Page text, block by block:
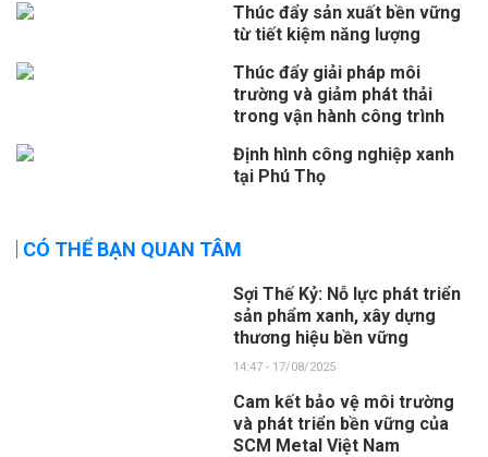
Thúc đẩy sản xuất bền vững
từ tiết kiệm năng lượng
Thúc đẩy giải pháp môi
trường và giảm phát thải
trong vận hành công trình
Định hình công nghiệp xanh
tại Phú Thọ
CÓ THỂ BẠN QUAN TÂM
Sợi Thế Kỷ: Nỗ lực phát triển
sản phẩm xanh, xây dựng
thương hiệu bền vững
14:47 - 17/08/2025
Cam kết bảo vệ môi trường
và phát triển bền vững của
SCM Metal Việt Nam